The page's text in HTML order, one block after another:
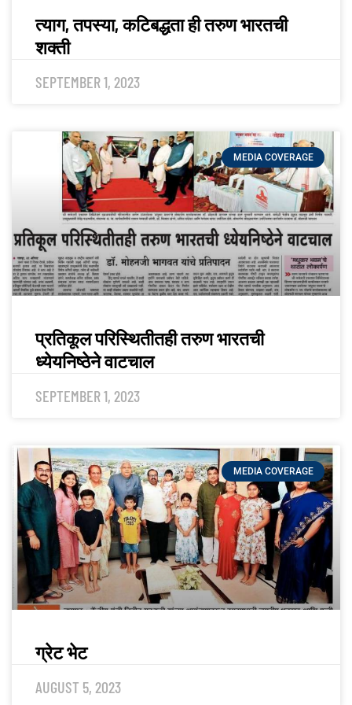
त्याग, तपस्या, कटिबद्धता ही तरुण भारतची
शक्ती
SEPTEMBER 1, 2023
MEDIA COVERAGE
प्रतिकूल परिस्थितीतही तरुण भारतची
ध्येयनिष्ठेने वाटचाल
SEPTEMBER 1, 2023
MEDIA COVERAGE
ग्रेट भेट
AUGUST 5, 2023